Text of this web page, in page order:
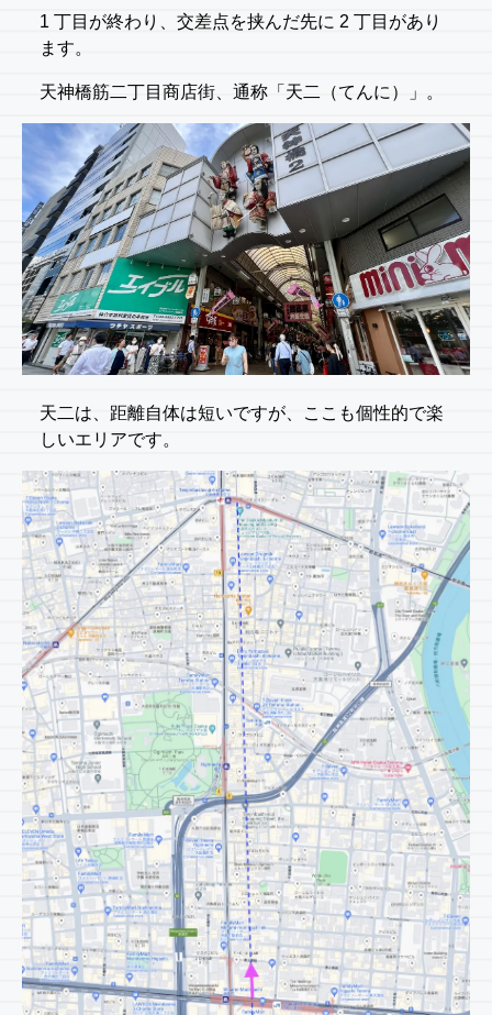
1 丁目が終わり、交差点を挟んだ先に 2 丁目があり
ます。
天神橋筋二丁目商店街、通称「天二（てんに）」。
天二は、距離自体は短いですが、ここも個性的で楽
しいエリアです。